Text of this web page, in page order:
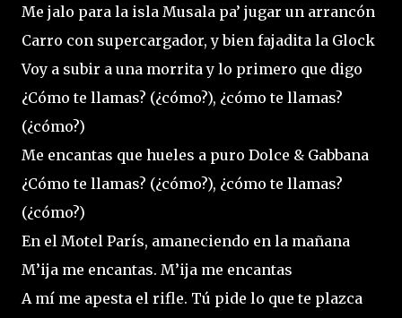
Me jalo para la isla Musala pa’ jugar un arrancón
Carro con supercargador, y bien fajadita la Glock
Voy a subir a una morrita y lo primero que digo
¿Cómo te llamas? (¿cómo?), ¿cómo te llamas?
(¿cómo?)
Me encantas que hueles a puro Dolce & Gabbana
¿Cómo te llamas? (¿cómo?), ¿cómo te llamas?
(¿cómo?)
En el Motel París, amaneciendo en la mañana
M’ija me encantas. M’ija me encantas
A mí me apesta el rifle. Tú pide lo que te plazca